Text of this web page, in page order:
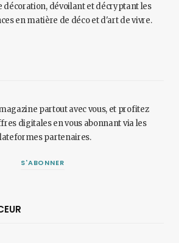
décoration, dévoilant et décryptant les
en matière de déco et d'art de vivre.
partout avec vous, et profitez
digitales en vous abonnant via les
partenaires.
S'ABONNER